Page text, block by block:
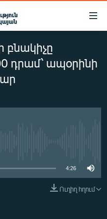
բնակիչը
դրամ՝ ապօրինի
4:26
Ուղիղ հղում